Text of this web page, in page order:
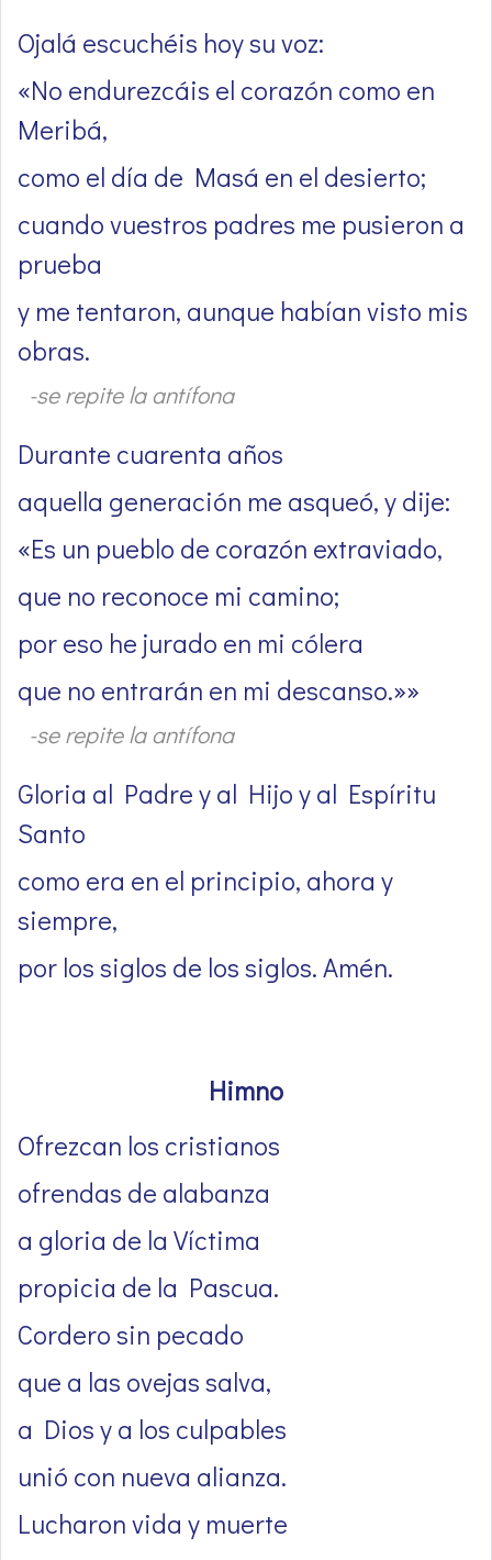
Ojalá escuchéis hoy su voz:
«No endurezcáis el corazón como en
Meribá,
como el día de Masá en el desierto;
cuando vuestros padres me pusieron a
prueba
y me tentaron, aunque habían visto mis
obras.
-se repite la antífona
Durante cuarenta años
aquella generación me asqueó, y dije:
«Es un pueblo de corazón extraviado,
que no reconoce mi camino;
por eso he jurado en mi cólera
que no entrarán en mi descanso.»»
-se repite la antífona
Gloria al Padre y al Hijo y al Espíritu
Santo
como era en el principio, ahora y
siempre,
por los siglos de los siglos. Amén.
Himno
Ofrezcan los cristianos
ofrendas de alabanza
a gloria de la Víctima
propicia de la Pascua.
Cordero sin pecado
que a las ovejas salva,
a Dios y a los culpables
unió con nueva alianza.
Lucharon vida y muerte